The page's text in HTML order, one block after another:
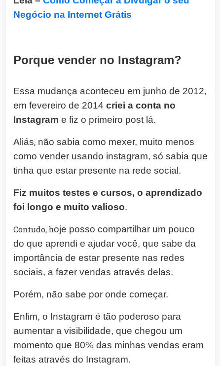
Negócio na Internet Grátis
Porque vender no Instagram?
Essa mudança aconteceu em junho de 2012,
em fevereiro de 2014 criei a conta no
Instagram e fiz o primeiro post lá.
Aliás, não sabia como mexer, muito menos
como vender usando instagram, só sabia que
tinha que estar presente na rede social.
Fiz muitos testes e cursos, o aprendizado
foi longo e muito valioso.
Contudo, hoje posso compartilhar um pouco
do que aprendi e ajudar você, que sabe da
importância de estar presente nas redes
sociais, a fazer vendas através delas.
Porém, não sabe por onde começar.
Enfim, o Instagram é tão poderoso para
aumentar a visibilidade, que chegou um
momento que 80% das minhas vendas eram
feitas através do Instagram.